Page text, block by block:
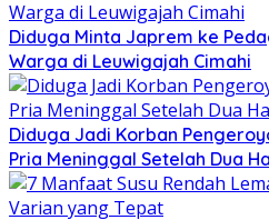
Diduga Minta Japrem ke
Warga di Leuwigajah Cimahi
Diduga Jadi Korban
Pria Meninggal Setelah Dua